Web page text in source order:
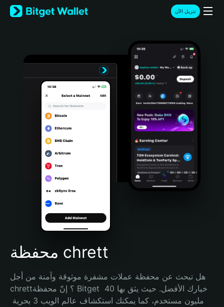
English
日本語
Türkçe
Português (Portugal)
Bahasa Indonesia
Português (Brasil)
Español (Argentina)
تنزيل الآن
محفظة chrett
هل تبحث عن محفظة عملات مشفرة موثوقة وآمنة من أجل
chrett؟ إنّ محفظة Bitget خيارك الأفضل. حيث يثق بها 40